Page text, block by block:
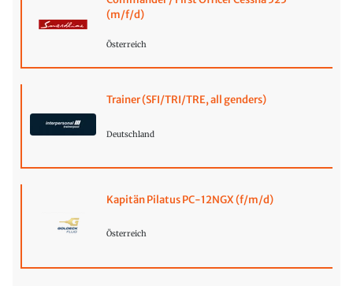
(m/f/d)
Österreich
Trainer (SFI/TRI/TRE, all genders)
Deutschland
Kapitän Pilatus PC-12NGX (f/m/d)
Österreich